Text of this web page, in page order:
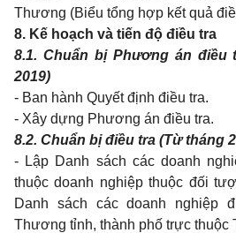
Thương (Biểu tổng hợp kết quả
8. Kế hoạch và tiến độ điều tra
8.1. Chuẩn bị Phương án điều
2019)
- Ban hành Quyết định điều tra.
- Xây dựng Phương án điều tra.
8.2. Chuẩn bị điều tra (Từ tháng
- Lập Danh sách các doanh
thuộc doanh nghiệp thuộc đối
Danh sách các doanh nghiệp
Thương tỉnh, thành phố trực thuộc